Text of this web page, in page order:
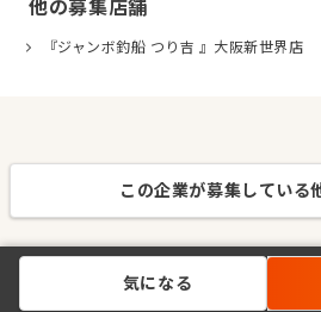
他の募集店舗
『ジャンボ釣船 つり吉 』大阪新世界店
この企業が募集している
気になる